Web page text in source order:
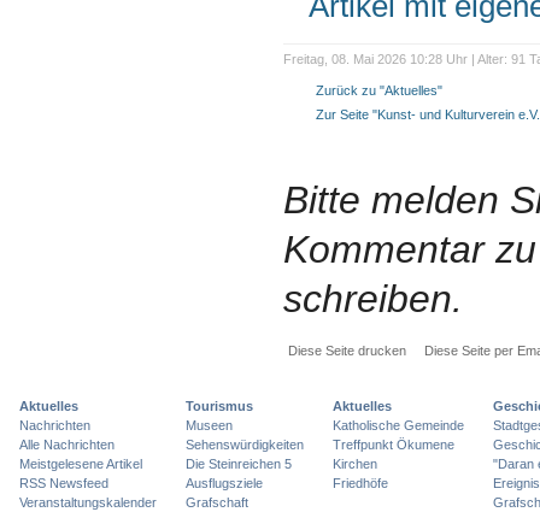
Freitag, 08. Mai 2026 10:28 Uhr | Alter: 91
Zurück zu "Aktuelles"
Zur Seite "Kunst- und Kulturverein
Bitte melden
Kommentar
schreiben.
Diese Seite drucken Diese Seite per
Aktuelles
Nachrichten
Alle Nachrichten
Meistgelesene Artikel
RSS Newsfeed
Veranstaltungskalender
Tourismus
Museen
Sehenswürdigkeiten
Die Steinreichen 5
Ausflugsziele
Grafschaft
Aktuelles
Katholische Gemeinde
Treffpunkt Ökumene
Kirchen
Friedhöfe
"Daran